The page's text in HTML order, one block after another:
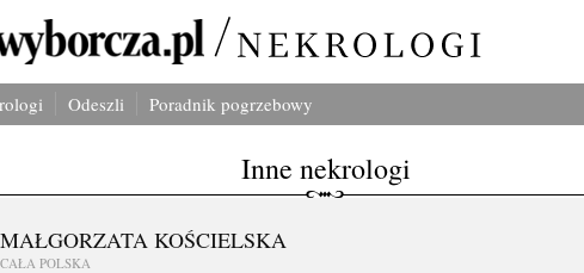
Odeszli Poradnik pogrzebowy
Inne nekrologi
MAŁGORZATA KOŚCIELSKA
CAŁA POLSKA